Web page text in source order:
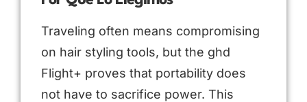
Traveling often means compromising
on hair styling tools, but the ghd
Flight+ proves that portability does
not have to sacrifice power. This